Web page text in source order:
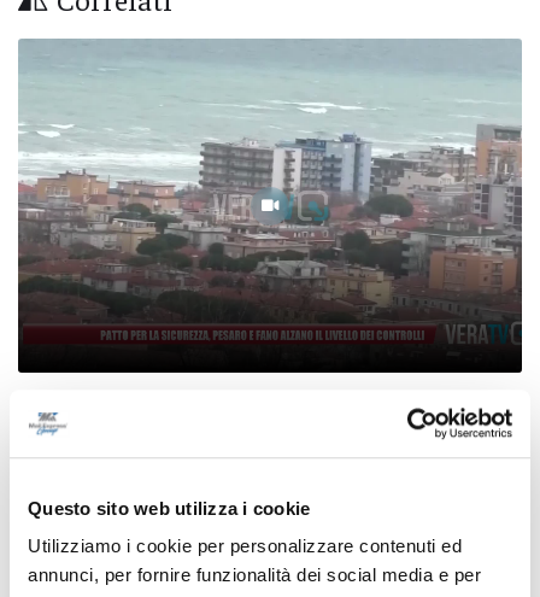
Questo sito web utilizza i cookie
Utilizziamo i cookie per personalizzare contenuti ed
annunci, per fornire funzionalità dei social media e per
Patto per la sicurezza, Pesaro e Fano alzano il
livello dei controlli